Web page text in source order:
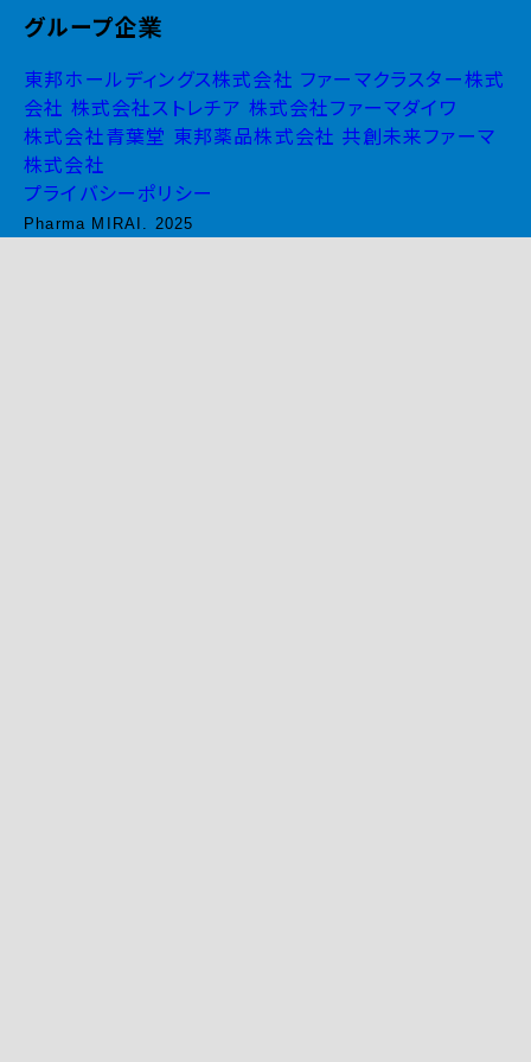
グループ企業
東邦ホールディングス株式会社 ファーマクラスター株式
会社 株式会社ストレチア 株式会社ファーマダイワ
株式会社青葉堂 東邦薬品株式会社 共創未来ファーマ
株式会社
プライバシーポリシー
Pharma MIRAI. 2025